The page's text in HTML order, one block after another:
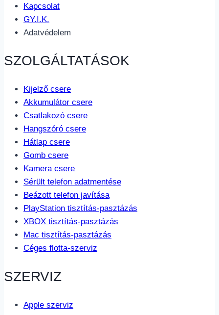
Kapcsolat
GY.I.K.
Adatvédelem
SZOLGÁLTATÁSOK
Kijelző csere
Akkumulátor csere
Csatlakozó csere
Hangszóró csere
Hátlap csere
Gomb csere
Kamera csere
Sérült telefon adatmentése
Beázott telefon javítása
PlayStation tisztítás-pasztázás
XBOX tisztítás-pasztázás
Mac tisztítás-pasztázás
Céges flotta-szerviz
SZERVIZ
Apple szerviz